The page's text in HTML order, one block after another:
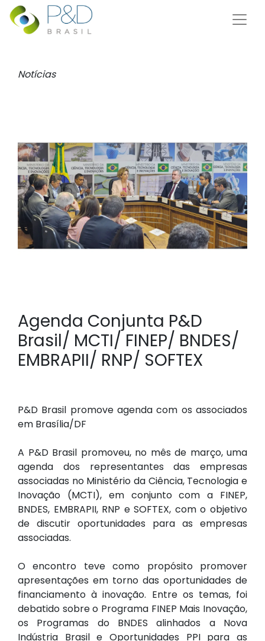
Notícias
Agenda Conjunta P&D
Brasil/ MCTI/ FINEP/ BNDES/
EMBRAPII/ RNP/ SOFTEX
P&D Brasil promove agenda com os associados
em Brasília/DF
A P&D Brasil promoveu, no mês de março, uma
agenda dos representantes das empresas
associadas no Ministério da Ciência, Tecnologia e
Inovação (MCTI), em conjunto com a FINEP,
BNDES, EMBRAPII, RNP e SOFTEX, com o objetivo
de discutir oportunidades para as empresas
associadas.
O encontro teve como propósito promover
apresentações em torno das oportunidades de
financiamento à inovação. Entre os temas, foi
debatido sobre o Programa FINEP Mais Inovação,
os Programas do BNDES alinhados a Nova
Indústria Brasil e Oportunidades PPI para as